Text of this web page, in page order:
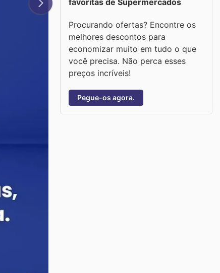
favoritas de Supermercados
Procurando ofertas? Encontre os
melhores descontos para
economizar muito em tudo o que
você precisa. Não perca esses
preços incríveis!
Pegue-os agora.